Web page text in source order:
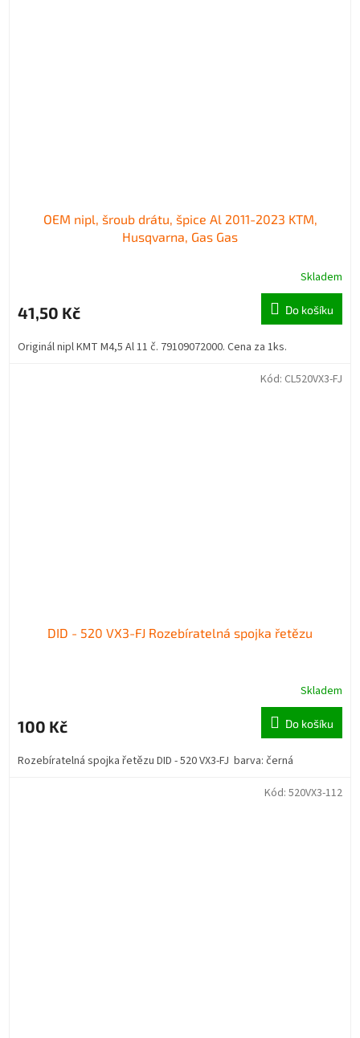
OEM nipl, šroub drátu, špice Al 2011-2023 KTM,
Husqvarna, Gas Gas
Skladem
41,50 Kč Do košíku
Originál nipl KMT M4,5 Al 11 č. 79109072000. Cena za 1ks.
DID - 520 VX3-FJ Rozebíratelná spojka řetězu
Skladem
100 Kč Do košíku
Rozebíratelná spojka řetězu DID - 520 VX3-FJ barva: černá
Kód: CL520VX3-FJ
Kód: 520VX3-112